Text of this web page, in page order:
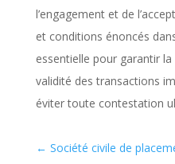
l’engagement et de
et conditions énoncés
essentielle pour garantir
validité des transactions
éviter toute contestation
← Société civile de